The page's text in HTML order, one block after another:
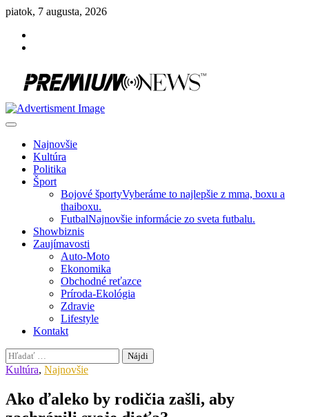
Skip
content
piatok, 7 augusta, 2026
Najnovšie
Kultúra
Politika
Šport
Bojové športyVyberáme to najlepšie z mma, boxu a
thaiboxu.
FutbalNajnovšie informácie zo sveta futbalu.
Showbiznis
Zaujímavosti
Auto-Moto
Ekonomika
Obchodné reťazce
Príroda-Ekológia
Zdravie
Lifestyle
Kontakt
Hľadať:
Kultúra, Najnovšie
Ako ďaleko by rodičia zašli, aby